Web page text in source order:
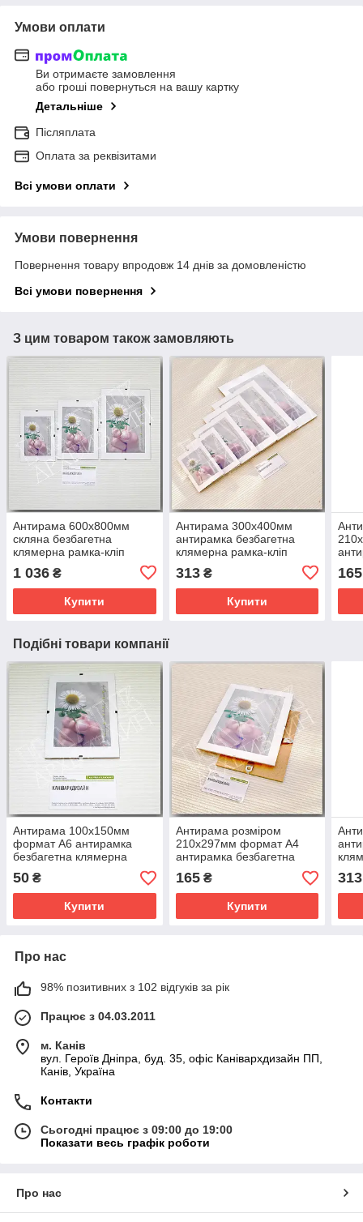
Умови оплати
Ви отримаєте замовлення
або гроші повернуться на вашу картку
Детальніше
Післяплата
Оплата за реквізитами
Всі умови оплати
Умови повернення
Повернення товару впродовж 14 днів за домовленістю
Всі умови повернення
З цим товаром також замовляють
Антирама 600х800мм
скляна безбагетна
клямерна рамка-кліп
1 036 ₴
Купити
Антирама 300х400мм
антирамка безбагетна
клямерна рамка-кліп
313₴
Купити
165
Подібні товари компанії
Антирама 100х150мм
формат А6 антирамка
безбагетна клямерна
рамка-кліп "рамка без
рамки"
50 ₴
Купити
Антирама розміром
210х297мм формат А4
антирамка безбагетна
клямерная рамка-кліп або
"рамка без рамки"
165₴
Купити
313
Про нас
98% позитивних з 102 відгуків за рік
Працює з 04.03.2011
м. Канів
вул. Героїв Дніпра, буд. 35, офіс Канівархдизайн ПП,
Канів, Україна
Контакти
Сьогодні працює з 09:00 до 19:00
Показати весь графік роботи
Про нас